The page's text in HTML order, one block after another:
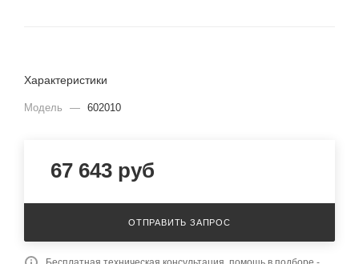
Характеристики
Модель — 602010
67 643 руб
ОТПРАВИТЬ ЗАПРОС